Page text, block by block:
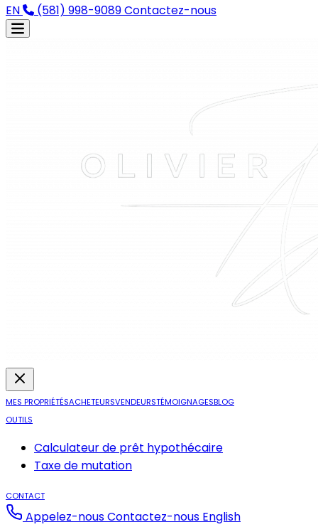
EN (581) 998-9089Contactez-nous
MES PROPRIÉTÉSACHETEURSVENDEURSTÉMOIGNAGESBLOG
OUTILS
Calculateur de prêt hypothécaire
Taxe de mutation
CONTACT
Appelez-nousContactez-nous English